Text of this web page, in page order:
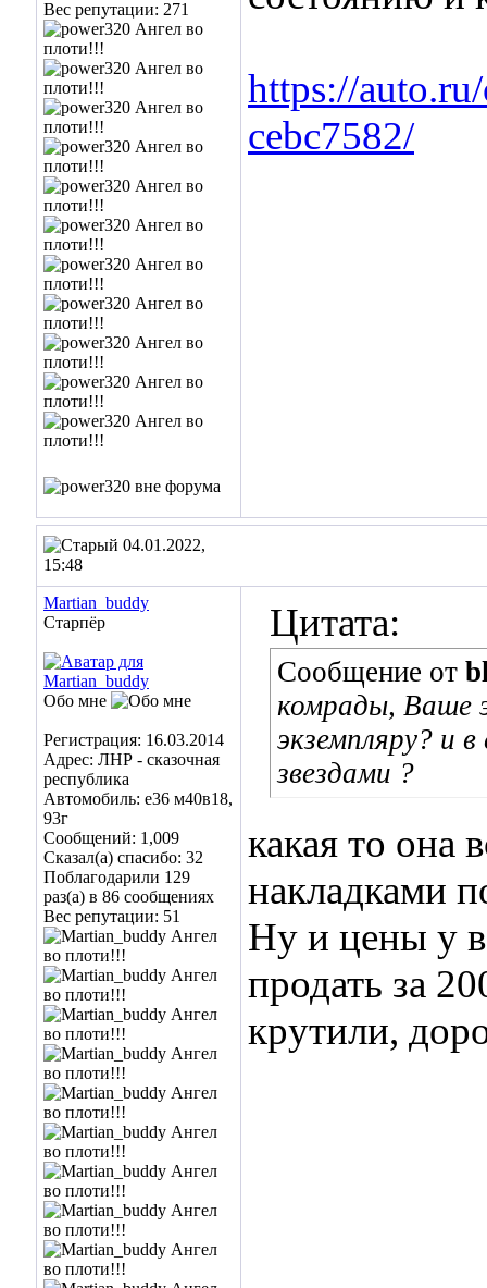
Вес репутации: 271
https://
cebc7582/
04.01.2022,
15:48
Martian_buddy
Старпёр
Обо мне
Регистрация: 16.03.2014
Адрес: ЛНР - сказочная
республика
Автомобиль: е36 м40в18,
93г
Сообщений: 1,009
Сказал(а) спасибо: 32
Поблагодарили 129
раз(а) в 86 сообщениях
Вес репутации: 51
Цитата:
Сообщение от
комрады, Ваше
экземпляру? и
звездами ?
какая то она
накладками
Ну и цены у
продать за
крутили,